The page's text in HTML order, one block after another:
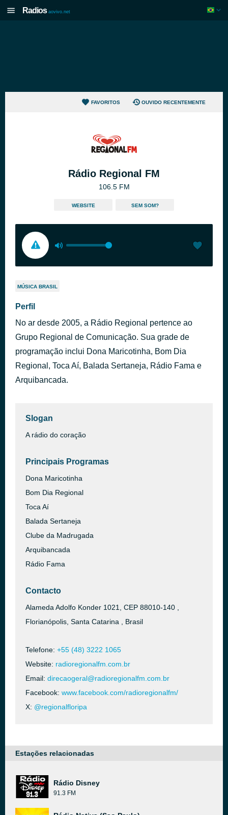
Radios aovivo.net
FAVORITOS OUVIDO RECENTEMENTE
Rádio Regional FM
106.5 FM
WEBSITE SEM SOM?
MÚSICA BRASIL
Perfil
No ar desde 2005, a Rádio Regional pertence ao
Grupo Regional de Comunicação. Sua grade de
programação inclui Dona Maricotinha, Bom Dia
Regional, Toca Aí, Balada Sertaneja, Rádio Fama e
Arquibancada.
Slogan
A rádio do coração
Principais Programas
Dona Maricotinha
Bom Dia Regional
Toca Aí
Balada Sertaneja
Clube da Madrugada
Arquibancada
Rádio Fama
Contacto
Alameda Adolfo Konder 1021, CEP 88010-140 ,
Florianópolis, Santa Catarina , Brasil
Telefone: +55 (48) 3222 1065
Website: radioregionalfm.com.br
Email: direcaogeral@radioregionalfm.com.br
Facebook: www.facebook.com/radioregionalfm/
X: @regionalfloripa
Estações relacionadas
Rádio Disney
91.3 FM